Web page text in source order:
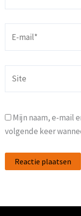
mail*
Mijn naam, e-mail
volgende keer